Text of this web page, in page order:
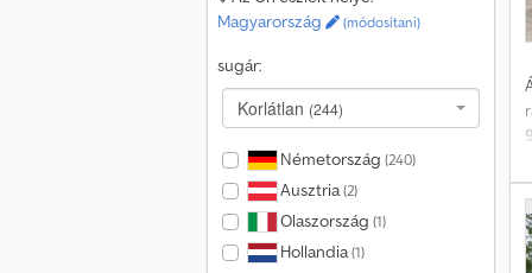
Magyarország
(módosítani)
sugár:
Korlátlan (244)
Németország (240)
Ausztria(2)
Olaszország (1)
Hollandia(1)